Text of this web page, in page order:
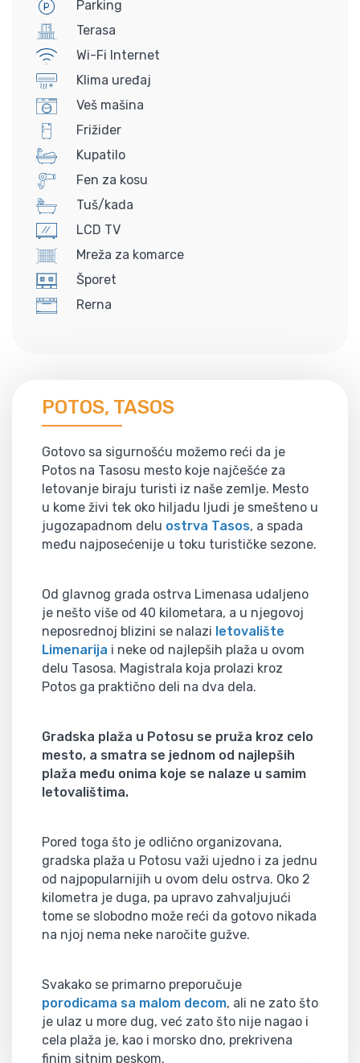
Parking
Terasa
Wi-Fi Internet
Klima uređaj
Veš mašina
Frižider
Kupatilo
Fen za kosu
Tuš/kada
LCD TV
Mreža za komarce
Šporet
Rerna
POTOS, TASOS
Gotovo sa sigurnošću možemo reći da je
Potos na Tasosu mesto koje najčešće za
letovanje biraju turisti iz naše zemlje. Mesto
u kome živi tek oko hiljadu ljudi je smešteno u
jugozapadnom delu ostrva Tasos, a spada
među najposećenije u toku turističke sezone.
Od glavnog grada ostrva Limenasa udaljeno
je nešto više od 40 kilometara, a u njegovoj
neposrednoj blizini se nalazi letovalište
Limenarija i neke od najlepših plaža u ovom
delu Tasosa. Magistrala koja prolazi kroz
Potos ga praktično deli na dva dela.
Gradska plaža u Potosu se pruža kroz celo
mesto, a smatra se jednom od najlepših
plaža među onima koje se nalaze u samim
letovalištima.
Pored toga što je odlično organizovana,
gradska plaža u Potosu važi ujedno i za jednu
od najpopularnijih u ovom delu ostrva. Oko 2
kilometra je duga, pa upravo zahvaljujući
tome se slobodno može reći da gotovo nikada
na njoj nema neke naročite gužve.
Svakako se primarno preporučuje
porodicama sa malom decom, ali ne zato što
je ulaz u more dug, već zato što nije nagao i
cela plaža je, kao i morsko dno, prekrivena
finim sitnim peskom.